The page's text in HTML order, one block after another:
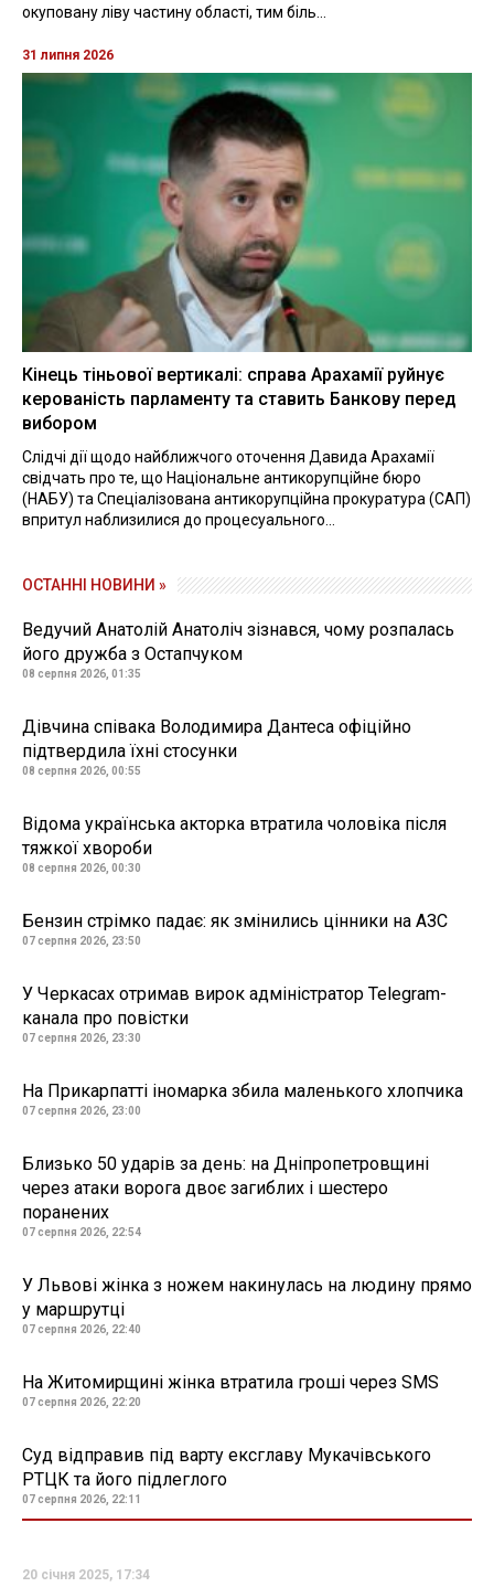
окуповану ліву частину області, тим біль...
31 липня 2026
Кінець тіньової вертикалі: справа Арахамії руйнує
керованість парламенту та ставить Банкову перед
вибором
Слідчі дії щодо найближчого оточення Давида Арахамії
свідчать про те, що Національне антикорупційне бюро
(НАБУ) та Спеціалізована антикорупційна прокуратура (САП)
впритул наблизилися до процесуального...
ОСТАННІ НОВИНИ »
Ведучий Анатолій Анатоліч зізнався, чому розпалась
його дружба з Остапчуком
08 серпня 2026, 01:35
Дівчина співака Володимира Дантеса офіційно
підтвердила їхні стосунки
08 серпня 2026, 00:55
Відома українська акторка втратила чоловіка після
тяжкої хвороби
08 серпня 2026, 00:30
Бензин стрімко падає: як змінились цінники на АЗС
07 серпня 2026, 23:50
У Черкасах отримав вирок адміністратор Telegram-
канала про повістки
07 серпня 2026, 23:30
На Прикарпатті іномарка збила маленького хлопчика
07 серпня 2026, 23:00
Близько 50 ударів за день: на Дніпропетровщині
через атаки ворога двоє загиблих і шестеро
поранених
07 серпня 2026, 22:54
У Львові жінка з ножем накинулась на людину прямо
у маршрутці
07 серпня 2026, 22:40
На Житомирщині жінка втратила гроші через SMS
07 серпня 2026, 22:20
Суд відправив під варту ексглаву Мукачівського
РТЦК та його підлеглого
07 серпня 2026, 22:11
20 січня 2025, 17:34